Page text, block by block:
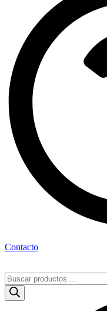
Contacto
Búsqueda
de
productos